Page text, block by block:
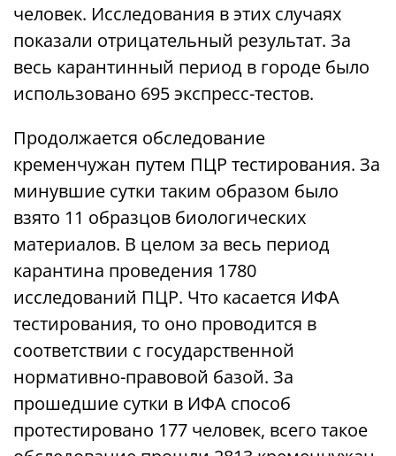
человек. Исследования в этих случаях
показали отрицательный результат. За
весь карантинный период в городе было
использовано 695 экспресс-тестов.
Продолжается обследование
кременчужан путем ПЦР тестирования. За
минувшие сутки таким образом было
взято 11 образцов биологических
материалов. В целом за весь период
карантина проведения 1780
исследований ПЦР. Что касается ИФА
тестирования, то оно проводится в
соответствии с государственной
нормативно-правовой базой. За
прошедшие сутки в ИФА способ
протестировано 177 человек, всего такое